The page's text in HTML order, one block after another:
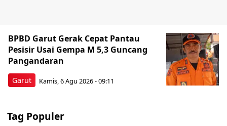
Garut
BPBD Garut Gerak Cepat Pantau
Pesisir Usai Gempa M 5,3 Guncang
Pangandaran
Kamis, 6 Agu 2026 - 09:11
Tag Populer